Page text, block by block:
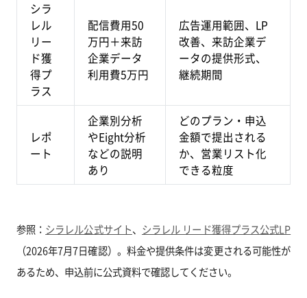
シラ
レル
リー
ド獲
得プ
ラス
配信費用50
万円＋来訪
企業データ
利用費5万円
広告運用範囲、LP
改善、来訪企業デ
ータの提供形式、
継続期間
レポ
ート
企業別分析
やEight分析
などの説明
あり
どのプラン・申込
金額で提出される
か、営業リスト化
できる粒度
参照： シラレル公式サイト、 シラレル リード獲得プラス公式LP
（2026年7月7日確認）。料金や提供条件は変更される可能性が
あるため、申込前に公式資料で確認してください。